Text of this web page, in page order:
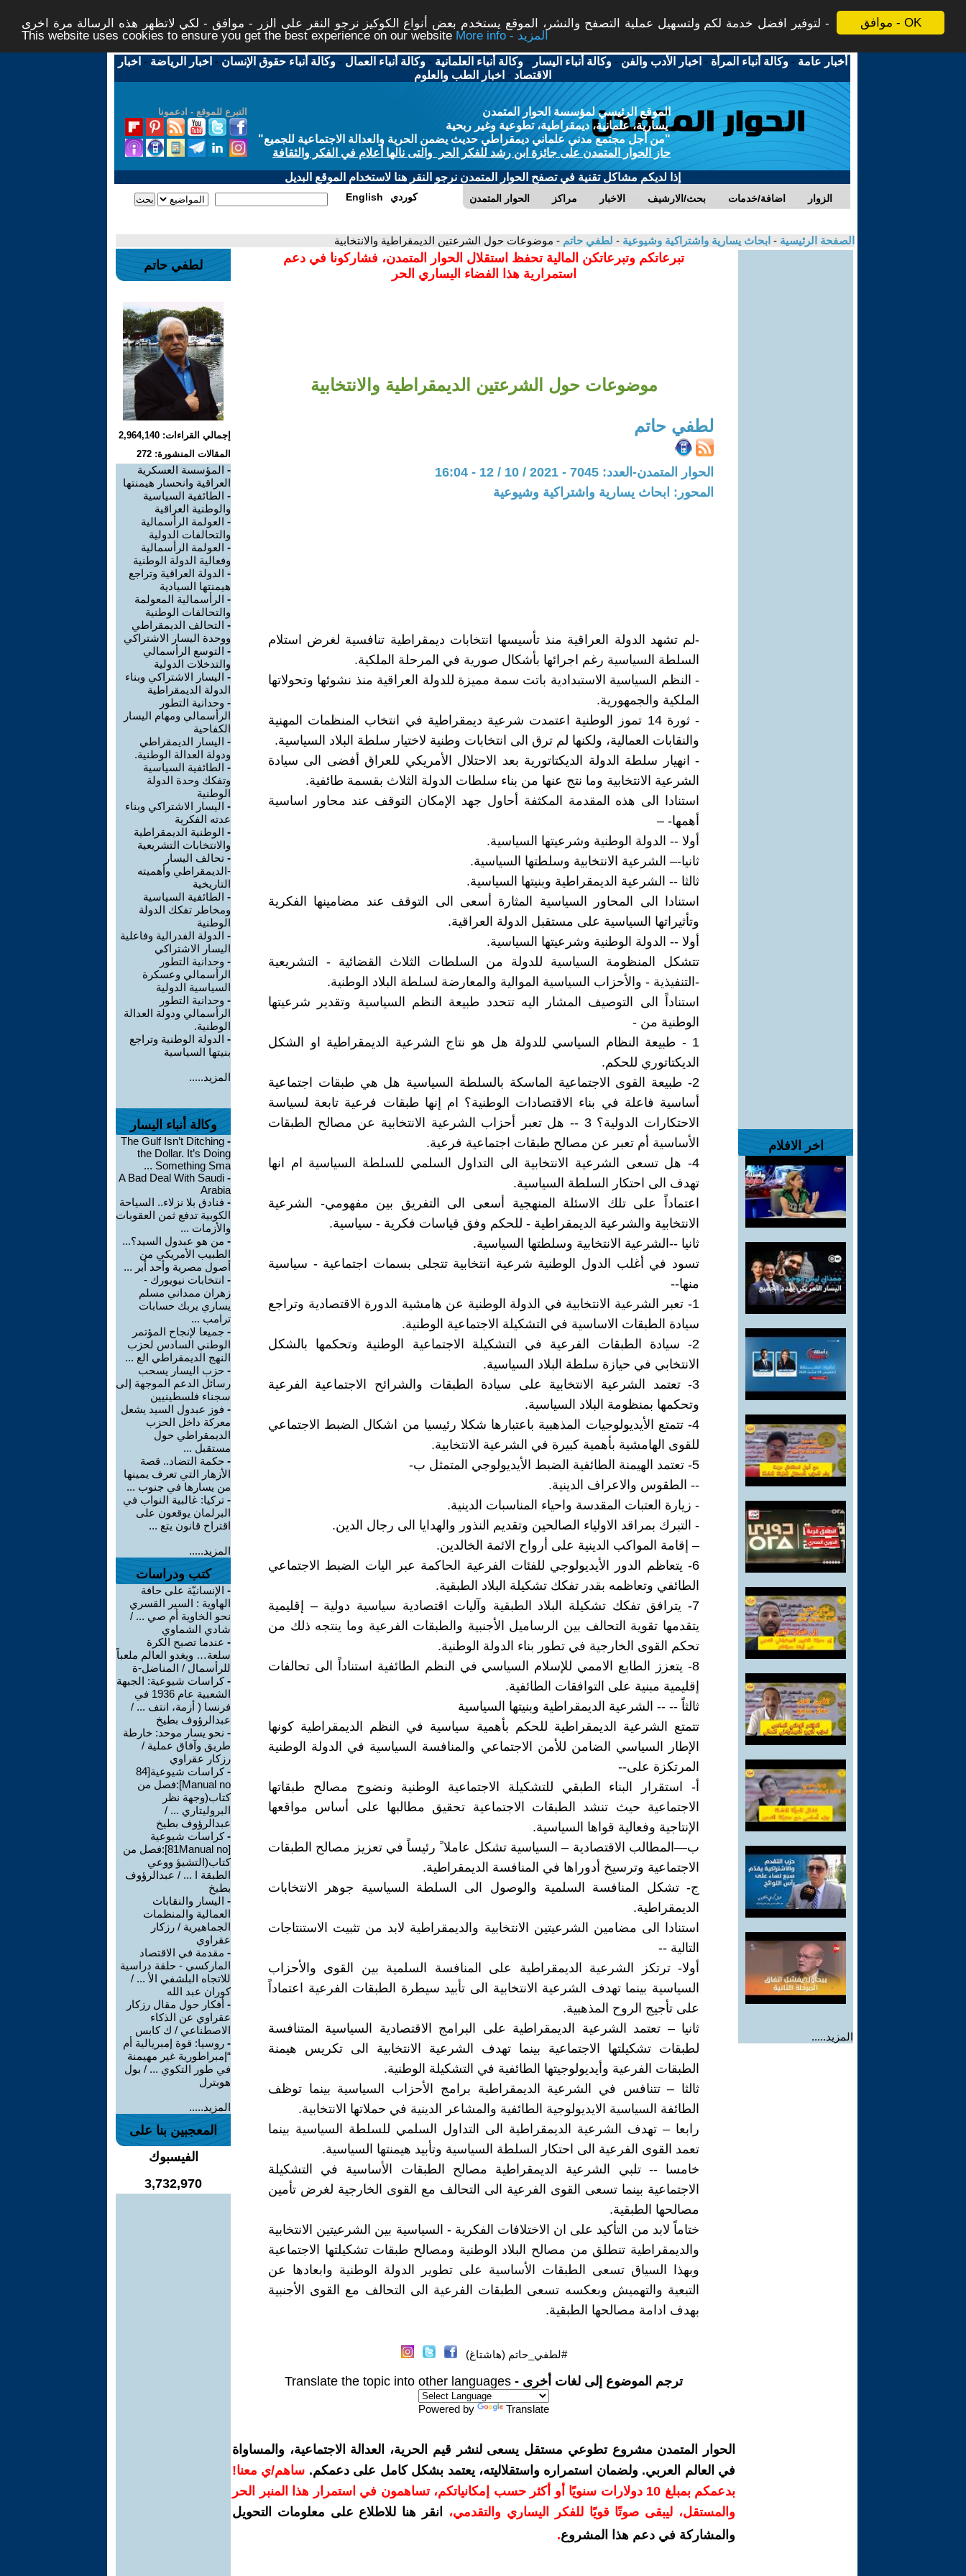
موافق - OK
لتوفير افضل خدمة لكم ولتسهيل عملية التصفح والنشر، الموقع يستخدم بعض أنواع الكوكيز نرجو النقر على الزر - موافق - لكي لاتظهر هذه الرسالة مرة اخرى -
This website uses cookies to ensure you get the best experience on our website
More info - المزيد
أخبار عامة -وكالة أنباء المرأة - اخبار الأدب والفن -وكالة أنباء اليسار -وكالة أنباء العلمانية -وكالة أنباء العمال -وكالة أنباء حقوق الإنسان - اخبار الرياضة - اخبار
الاقتصاد - اخبار الطب والعلوم
التبرع للموقع - ادعمونا
الموقع الرئيسي لمؤسسة الحوار المتمدن
يسارية، علمانية، ديمقراطية، تطوعية وغير ربحية
"من أجل مجتمع مدني علماني ديمقراطي حديث يضمن الحرية والعدالة الاجتماعية للجميع"
حاز الحوار المتمدن على جائزة ابن رشد للفكر الحر والتى نالها أعلام في الفكر والثقافة
إذا لديكم مشاكل تقنية في تصفح الحوار المتمدن نرجو النقر هنا لاستخدام الموقع البديل
الحوار المتمدن مراكز الاخبار بحث/الارشيف اضافة/خدمات الزوار English كوردي
الصفحة الرئيسية - ابحاث يسارية واشتراكية وشيوعية - لطفي حاتم - موضوعات حول الشرعتين الديمقراطية والانتخابية
اخر الافلام
المزيد.....
تبرعاتكم وتبرعاتكن المالية تحفظ استقلال الحوار المتمدن، فشاركونا في دعم
استمرارية هذا الفضاء اليساري الحر
موضوعات حول الشرعتين الديمقراطية والانتخابية
لطفي حاتم
الحوار المتمدن-العدد: 7045 - 2021 / 10 / 12 - 16:04
المحور: ابحاث يسارية واشتراكية وشيوعية
-لم تشهد الدولة العراقية منذ تأسيسها انتخابات ديمقراطية تنافسية لغرض استلام
السلطة السياسية رغم اجرائها بأشكال صورية في المرحلة الملكية.
- النظم السياسية الاستبدادية باتت سمة مميزة للدولة العراقية منذ نشوئها وتحولاتها
الملكية والجمهورية.
- ثورة 14 تموز الوطنية اعتمدت شرعية ديمقراطية في انتخاب المنظمات المهنية
والنقابات العمالية، ولكنها لم ترق الى انتخابات وطنية لاختيار سلطة البلاد السياسية.
- انهيار سلطة الدولة الديكتاتورية بعد الاحتلال الأمريكي للعراق أفضى الى سيادة
الشرعية الانتخابية وما نتج عنها من بناء سلطات الدولة الثلاث بقسمة طائفية.
استنادا الى هذه المقدمة المكثفة أحاول جهد الإمكان التوقف عند محاور اساسية
أهمها- –
أولا -- الدولة الوطنية وشرعيتها السياسية.
ثانيا-– الشرعية الانتخابية وسلطتها السياسية.
ثالثا -- الشرعية الديمقراطية وبنيتها السياسية.
استنادا الى المحاور السياسية المثارة أسعى الى التوقف عند مضامينها الفكرية
وتأثيراتها السياسية على مستقبل الدولة العراقية.
أولا -- الدولة الوطنية وشرعيتها السياسية.
تتشكل المنظومة السياسية للدولة من السلطات الثلاث القضائية - التشريعية
-التنفيذية - والأحزاب السياسية الموالية والمعارضة لسلطة البلاد الوطنية.
استناداً الى التوصيف المشار اليه تتحدد طبيعة النظم السياسية وتقدير شرعيتها
الوطنية من -
1 - طبيعة النظام السياسي للدولة هل هو نتاج الشرعية الديمقراطية او الشكل
الديكتاتوري للحكم.
2- طبيعة القوى الاجتماعية الماسكة بالسلطة السياسية هل هي طبقات اجتماعية
أساسية فاعلة في بناء الاقتصادات الوطنية؟ ام إنها طبقات فرعية تابعة لسياسة
الاحتكارات الدولية؟ 3 -- هل تعبر أحزاب الشرعية الانتخابية عن مصالح الطبقات
الأساسية أم تعبر عن مصالح طبقات اجتماعية فرعية.
4- هل تسعى الشرعية الانتخابية الى التداول السلمي للسلطة السياسية ام انها
تهدف الى احتكار السلطة السياسية.
اعتماداً على تلك الاسئلة المنهجية أسعى الى التفريق بين مفهومي- الشرعية
الانتخابية والشرعية الديمقراطية - للحكم وفق قياسات فكرية - سياسية.
ثانيا --الشرعية الانتخابية وسلطتها السياسية.
تسود في أغلب الدول الوطنية شرعية انتخابية تتجلى بسمات اجتماعية - سياسية
منها--
1- تعبر الشرعية الانتخابية في الدولة الوطنية عن هامشية الدورة الاقتصادية وتراجع
سيادة الطبقات الاساسية في التشكيلة الاجتماعية الوطنية.
2- سيادة الطبقات الفرعية في التشكيلة الاجتماعية الوطنية وتحكمها بالشكل
الانتخابي في حيازة سلطة البلاد السياسية.
3- تعتمد الشرعية الانتخابية على سيادة الطبقات والشرائح الاجتماعية الفرعية
وتحكمها بمنظومة البلاد السياسية.
4- تتمتع الأيديولوجيات المذهبية باعتبارها شكلا رئيسيا من اشكال الضبط الاجتماعي
للقوى الهامشية بأهمية كبيرة في الشرعية الانتخابية.
5- تعتمد الهيمنة الطائفية الضبط الأيديولوجي المتمثل ب-
-- الطقوس والاعراف الدينية.
- زيارة العتبات المقدسة واحياء المناسبات الدينية.
- التبرك بمراقد الاولياء الصالحين وتقديم النذور والهدايا الى رجال الدين.
– إقامة المواكب الدينية على أرواح الائمة الخالدين.
6- يتعاظم الدور الأيديولوجي للفئات الفرعية الحاكمة عبر اليات الضبط الاجتماعي
الطائفي وتعاظمه بقدر تفكك تشكيلة البلاد الطبقية.
7- يترافق تفكك تشكيلة البلاد الطبقية وآليات اقتصادية سياسية دولية – إقليمية
يتقدمها تقوية التحالف بين الرساميل الأجنبية والطبقات الفرعية وما ينتجه ذلك من
تحكم القوى الخارجية في تطور بناء الدولة الوطنية.
8- يتعزز الطابع الاممي للإسلام السياسي في النظم الطائفية استناداً الى تحالفات
إقليمية مبنية على التوافقات الطائفية.
ثالثاً -- -- الشرعية الديمقراطية وبنيتها السياسية
تتمتع الشرعية الديمقراطية للحكم بأهمية سياسية في النظم الديمقراطية كونها
الإطار السياسي الضامن للأمن الاجتماعي والمنافسة السياسية في الدولة الوطنية
المرتكزة على--
أ- استقرار البناء الطبقي للتشكيلة الاجتماعية الوطنية ونضوج مصالح طبقاتها
الاجتماعية حيث تنشد الطبقات الاجتماعية تحقيق مطالبها على أساس مواقعها
الإنتاجية وفعالية قواها السياسية.
ب—المطالب الاقتصادية – السياسية تشكل عاملا ً رئيساً في تعزيز مصالح الطبقات
الاجتماعية وترسيخ أدوراها في المنافسة الديمقراطية.
ج- تشكل المنافسة السلمية والوصول الى السلطة السياسية جوهر الانتخابات
الديمقراطية.
استنادا الى مضامين الشرعيتين الانتخابية والديمقراطية لابد من تثبيت الاستنتاجات
التالية --
أولا- ترتكز الشرعية الديمقراطية على المنافسة السلمية بين القوى والأحزاب
السياسية بينما تهدف الشرعية الانتخابية الى تأبيد سيطرة الطبقات الفرعية اعتماداً
على تأجيج الروح المذهبية.
ثانيا – تعتمد الشرعية الديمقراطية على البرامج الاقتصادية السياسية المتنافسة
لطبقات تشكيلتها الاجتماعية بينما تهدف الشرعية الانتخابية الى تكريس هيمنة
الطبقات الفرعية وأيديولوجيتها الطائفية في التشكيلة الوطنية.
ثالثا – تتنافس في الشرعية الديمقراطية برامج الأحزاب السياسية بينما توظف
الطائفة السياسية الايديولوجية الطائفية والمشاعر الدينية في حملاتها الانتخابية.
رابعا – تهدف الشرعية الديمقراطية الى التداول السلمي للسلطة السياسية بينما
تعمد القوى الفرعية الى احتكار السلطة السياسية وتأبيد هيمنتها السياسية.
خامسا -- تلبي الشرعية الديمقراطية مصالح الطبقات الأساسية في التشكيلة
الاجتماعية بينما تسعى القوى الفرعية الى التحالف مع القوى الخارجية لغرض تأمين
مصالحها الطبقية.
ختاماً لابد من التأكيد على ان الاختلافات الفكرية - السياسية بين الشرعيتين الانتخابية
والديمقراطية تنطلق من مصالح البلاد الوطنية ومصالح طبقات تشكيلتها الاجتماعية
وبهذا السياق تسعى الطبقات الأساسية على تطوير الدولة الوطنية وابعادها عن
التبعية والتهميش وبعكسه تسعى الطبقات الفرعية الى التحالف مع القوى الأجنبية
بهدف ادامة مصالحها الطبقية.
#لطفي_حاتم (هاشتاغ)
ترجم الموضوع إلى لغات أخرى - Translate the topic into other languages
Powered by Translate
الحوار المتمدن مشروع تطوعي مستقل يسعى لنشر قيم الحرية، العدالة الاجتماعية، والمساواة
في العالم العربي. ولضمان استمراره واستقلاليته، يعتمد بشكل كامل على دعمكم. ساهم/ي معنا!
بدعمكم بمبلغ 10 دولارات سنويًا أو أكثر حسب إمكانياتكم، تساهمون في استمرار هذا المنبر الحر
والمستقل، ليبقى صوتًا قويًا للفكر اليساري والتقدمي،
انقر هنا للاطلاع على معلومات التحويل
والمشاركة في دعم هذا المشروع.
لطفي حاتم
إجمالي القراءات: 2,964,140
المقالات المنشورة: 272
- المؤسسة العسكرية
العراقية وانحسار هيمنتها
- الطائفية السياسية
والوطنية العراقية
- العولمة الرأسمالية
والتحالفات الدولية
- العولمة الرأسمالية
وفعالية الدولة الوطنية
- الدولة العراقية وتراجع
هيمنتها السيادية
- الرأسمالية المعولمة
والتحالفات الوطنية
- التحالف الديمقراطي
ووحدة اليسار الاشتراكي
- التوسع الرأسمالي
والتدخلات الدولية
- اليسار الاشتراكي وبناء
الدولة الديمقراطية
- وحدانية التطور
الرأسمالي ومهام اليسار
الكفاحية
- اليسار الديمقراطي
ودولة العدالة الوطنية.
- الطائفية السياسية
وتفكك وحدة الدولة
الوطنية
- اليسار الاشتراكي وبناء
عدته الفكرية
- الوطنية الديمقراطية
والانتخابات التشريعية
- تحالف اليسار
-الديمقراطي وأهميته
التاريخية
- الطائفية السياسية
ومخاطر تفكك الدولة
الوطنية
- الدولة الفدرالية وفاعلية
اليسار الاشتراكي
- وحدانية التطور
الرأسمالي وعسكرة
السياسية الدولية
- وحدانية التطور
الرأسمالي ودولة العدالة
الوطنية.
- الدولة الوطنية وتراجع
بنيتها السياسية
المزيد.....
وكالة أنباء اليسار
-
The Gulf Isn’t Ditching
the Dollar. It’s Doing
Something Sma ...
-
A Bad Deal With Saudi
Arabia
- فنادق بلا نزلاء.. السياحة
الكوبية تدفع ثمن العقوبات
والأزمات ...
- من هو عبدول السيد؟...
الطبيب الأمريكي من
أصول مصرية وأحد أبر ...
- انتخابات نيويورك -
زهران ممداني مسلم
يساري يربك حسابات
ترامب ...
- جميعا لإنجاح المؤتمر
الوطني السادس لحزب
النهج الديمقراطي الع ...
- حزب اليسار يسحب
رسائل الدعم الموجهة إلى
سجناء فلسطينيين
- فوز عبدول السيد يشعل
معركة داخل الحزب
الديمقراطي حول
مستقبل ...
- حكمة التضاد.. قصة
الأزهار التي تعرف يمينها
من يسارها في جنوب ...
- تركيا: غالبية النواب في
البرلمان يوقعون على
اقتراح قانون يتع ...
المزيد.....
كتب ودراسات
- الإنسانيّة على حافة
الهاوية : السير القسري
نحو الخاوية أم صي ... /
شادي الشماوي
- عندما تصبح الكرة
سلعة… ويغدو العالم ملعباً
للرأسمال / المناضل-ة
-كراسات شيوعية: الجبهة
الشعبية عام 1936 في
فرنسا ( أزمة، انتف ... /
عبدالرؤوف بطيخ
- نحو يسار موحد: خارطة
طريق وآفاق عملية /
رزكار عقراوي
-
كراسات شيوعية[84
Manual no]:فصل من
كتاب(وجهة نظر
البروليتاري ... /
عبدالرؤوف بطيخ
-كراسات شيوعية
[81Manual no]:فصل من
كتاب(التشيؤ ووعي
الطبقة ا ... / عبدالرؤوف
بطيخ
- اليسار والنقابات
العمالية والمنظمات
الجماهيرية / رزكار
عقراوي
- مقدمة في الاقتصاد
الماركسي - حلقة دراسية
للاتجاه البلشفي الأ ... /
كوران عبد الله
- أفكار حول مقال رزكار
عقراوي عن الذكاء
الاصطناعي / ك كابس
- روسيا: قوة إمبريالية أم
“إمبراطورية غير مهيمنة
في طور التكوي ... / بول
هوبترل
المزيد.....
المعجبين بنا على
الفيسبوك
3,732,970